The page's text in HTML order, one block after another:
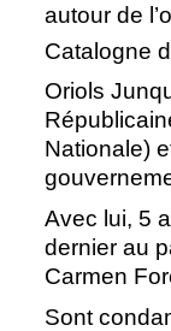
autour de
Catalogne
Oriols
Nationale)
Avec lui, 5
dernier au
Carmen
Sont